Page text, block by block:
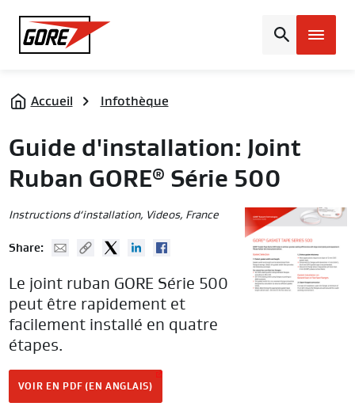
Gore
Accueil Infothèque
Guide d'installation: Joint
Ruban GORE® Série 500
Instructions d‘installation, Videos, France
Share: Mail Copy URLTwitterLinked In
Le joint ruban GORE Série 500
peut être rapidement et
facilement installé en quatre
étapes.
VOIR EN PDF (EN ANGLAIS)